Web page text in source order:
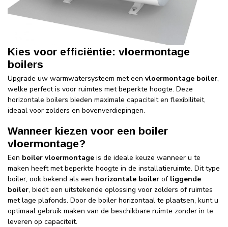
Kies voor efficiëntie: vloermontage
boilers
Upgrade uw warmwatersysteem met een vloermontage boiler,
welke perfect is voor ruimtes met beperkte hoogte. Deze
horizontale boilers bieden maximale capaciteit en flexibiliteit,
ideaal voor zolders en bovenverdiepingen.
Wanneer kiezen voor een boiler
vloermontage?
Een boiler vloermontage is de ideale keuze wanneer u te
maken heeft met beperkte hoogte in de installatieruimte. Dit type
boiler, ook bekend als een horizontale boiler of liggende
boiler, biedt een uitstekende oplossing voor zolders of ruimtes
met lage plafonds. Door de boiler horizontaal te plaatsen, kunt u
optimaal gebruik maken van de beschikbare ruimte zonder in te
leveren op capaciteit.